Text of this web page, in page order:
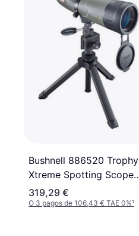
Bushnell 886520 Trophy
Xtreme Spotting Scope
20-60X65-Xtreme Green
319,29 €
O 3 pagos de 106,43 € TAE 0%¹